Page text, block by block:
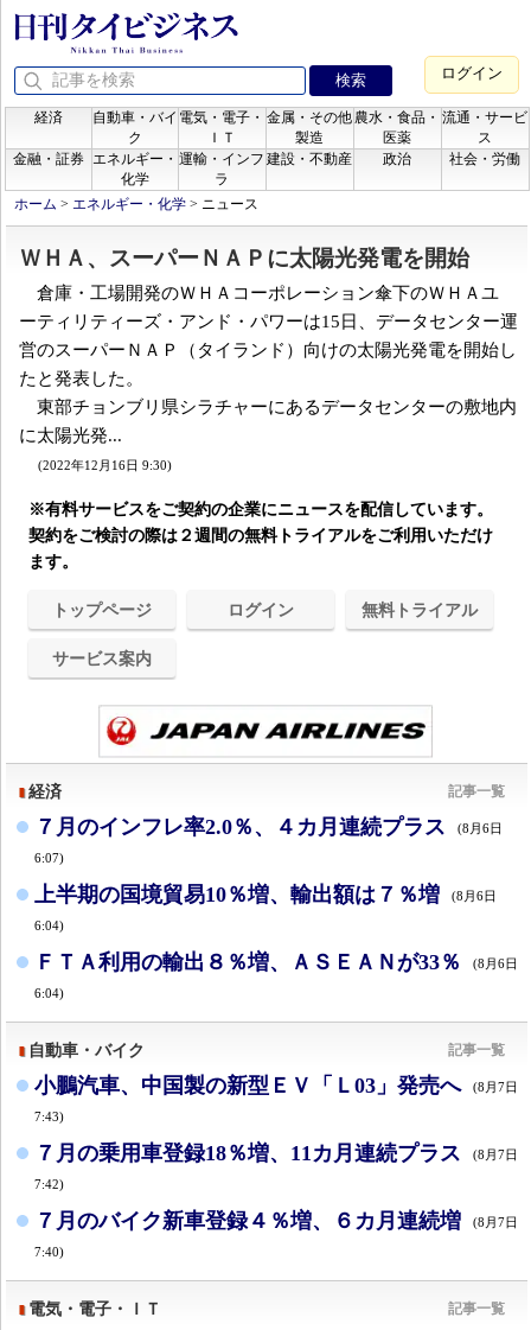
ログイン
経済
自動車・バイ
ク
電気・電子・
ＩＴ
金属・その他
製造
農水・食品・
医薬
流通・サービ
ス
金融・証券
エネルギー・
化学
運輸・インフ
ラ
建設・不動産 政治 社会・労働
ホーム > エネルギー・化学 > ニュース
ＷＨＡ、スーパーＮＡＰに太陽光発電を開始
倉庫・工場開発のＷＨＡコーポレーション傘下のＷＨＡユ
ーティリティーズ・アンド・パワーは15日、データセンター運
営のスーパーＮＡＰ（タイランド）向けの太陽光発電を開始し
たと発表した。
東部チョンブリ県シラチャーにあるデータセンターの敷地内
に太陽光発...
(2022年12月16日 9:30)
※有料サービスをご契約の企業にニュースを配信しています。
契約をご検討の際は２週間の無料トライアルをご利用いただけ
ます。
トップページ ログイン 無料トライアル
サービス案内
経済 記事一覧
７月のインフレ率2.0％、４カ月連続プラス (8月6日
6:07)
上半期の国境貿易10％増、輸出額は７％増 (8月6日
6:04)
ＦＴＡ利用の輸出８％増、ＡＳＥＡＮが33％ (8月6日
6:04)
自動車・バイク 記事一覧
小鵬汽車、中国製の新型ＥＶ「Ｌ03」発売へ (8月7日
7:43)
７月の乗用車登録18％増、11カ月連続プラス (8月7日
7:42)
７月のバイク新車登録４％増、６カ月連続増 (8月7日
7:40)
電気・電子・ＩＴ 記事一覧